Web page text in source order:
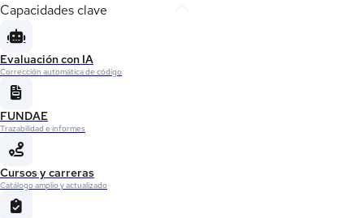
Capacidades clave
Evaluación con IA
Corrección automática de código
FUNDAE
Trazabilidad e informes
Cursos y carreras
Catálogo amplio y actualizado